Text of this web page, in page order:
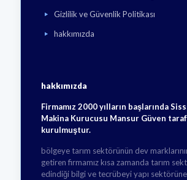
Gizlilik ve Güvenlik Politikası
hakkımızda
hakkımızda
Firmamız 2000 yılların başlarında
Makina Kurucusu Mansur Güven
kurulmuştur.
bölgeye tarım sektörünün dev
getiren firmamız kısa zamanda tarım
edindiği bilgi ve tecrübeyi yapı